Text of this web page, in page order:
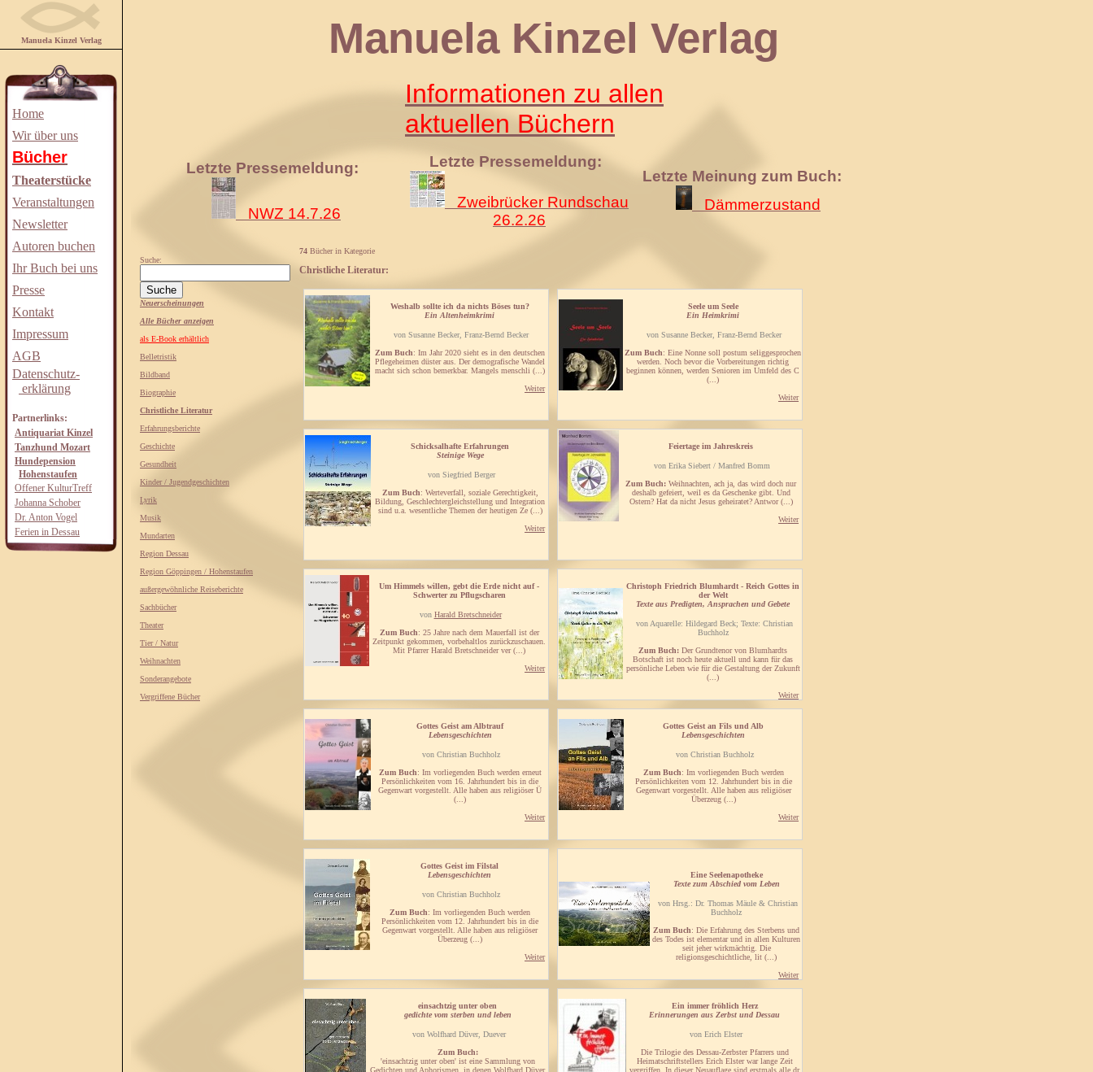
Manuela Kinzel Verlag
Home
Wir über uns
Bücher
Theaterstücke
Veranstaltungen
Newsletter
Autoren buchen
Ihr Buch bei uns
Presse
Kontakt
Impressum
AGB
Datenschutz-
erklärung
Partnerlinks:
Antiquariat Kinzel
Tanzhund Mozart
Hundepension
Hohenstaufen
Offener KulturTreff
Johanna Schober
Dr. Anton Vogel
Ferien in Dessau
Manuela Kinzel Verlag
Informationen zu allen
aktuellen Büchern
Letzte Pressemeldung:
NWZ 14.7.26
Letzte Pressemeldung:
Zweibrücker Rundschau
26.2.26
Letzte Meinung zum Buch:
Dämmerzustand
Suche:
Neuerscheinungen
Alle Bücher anzeigen
als E-Book erhältlich
Belletristik
Bildband
Biographie
Christliche Literatur
Erfahrungsberichte
Geschichte
Gesundheit
Kinder / Jugendgeschichten
Lyrik
Musik
Mundarten
Region Dessau
Region Göppingen / Hohenstaufen
außergewöhnliche Reiseberichte
Sachbücher
Theater
Tier / Natur
Weihnachten
Sonderangebote
Vergriffene Bücher
74 Bücher in Kategorie
Christliche Literatur:
Weshalb sollte ich da nichts Böses tun?
Ein Altenheimkrimi
von Susanne Becker, Franz-Bernd Becker
Zum Buch: Im Jahr 2020 sieht es in den deutschen
Pflegeheimen düster aus. Der demografische Wandel
macht sich schon bemerkbar. Mangels menschli (...)
Weiter
Seele um Seele
Ein Heimkrimi
von Susanne Becker, Franz-Bernd Becker
Zum Buch: Eine Nonne soll postum seliggesprochen
werden. Noch bevor die Vorbereitungen richtig
beginnen können, werden Senioren im Umfeld des C
(...)
Weiter
Schicksalhafte Erfahrungen
Steinige Wege
von Siegfried Berger
Zum Buch: Werteverfall, soziale Gerechtigkeit,
Bildung, Geschlechtergleichstellung und Integration
sind u.a. wesentliche Themen der heutigen Ze (...)
Weiter
Feiertage im Jahreskreis
von Erika Siebert / Manfred Bomm
Zum Buch: Weihnachten, ach ja, das wird doch nur
deshalb gefeiert, weil es da Geschenke gibt. Und
Ostern? Hat da nicht Jesus geheiratet? Antwor (...)
Weiter
Um Himmels willen, gebt die Erde nicht auf -
Schwerter zu Pflugscharen
von Harald Bretschneider
Zum Buch: 25 Jahre nach dem Mauerfall ist der
Zeitpunkt gekommen, vorbehaltlos zurückzuschauen.
Mit Pfarrer Harald Bretschneider ver (...)
Weiter
Christoph Friedrich Blumhardt - Reich Gottes in
der Welt
Texte aus Predigten, Ansprachen und Gebete
von Aquarelle: Hildegard Beck; Texte: Christian
Buchholz
Zum Buch: Der Grundtenor von Blumhardts
Botschaft ist noch heute aktuell und kann für das
persönliche Leben wie für die Gestaltung der Zukunft
(...)
Weiter
Gottes Geist am Albtrauf
Lebensgeschichten
von Christian Buchholz
Zum Buch: Im vorliegenden Buch werden erneut
Persönlichkeiten vom 16. Jahrhundert bis in die
Gegenwart vorgestellt. Alle haben aus religiöser Ü
(...)
Weiter
Gottes Geist an Fils und Alb
Lebensgeschichten
von Christian Buchholz
Zum Buch: Im vorliegenden Buch werden
Persönlichkeiten vom 12. Jahrhundert bis in die
Gegenwart vorgestellt. Alle haben aus religiöser
Überzeug (...)
Weiter
Gottes Geist im Filstal
Lebensgeschichten
von Christian Buchholz
Zum Buch: Im vorliegenden Buch werden
Persönlichkeiten vom 12. Jahrhundert bis in die
Gegenwart vorgestellt. Alle haben aus religiöser
Überzeug (...)
Weiter
Eine Seelenapotheke
Texte zum Abschied vom Leben
von Hrsg.: Dr. Thomas Mäule & Christian
Buchholz
Zum Buch: Die Erfahrung des Sterbens und
des Todes ist elementar und in allen Kulturen
seit jeher wirkmächtig. Die
religionsgeschichtliche, lit (...)
Weiter
einsachtzig unter oben
gedichte vom sterben und leben
von Wolfhard Düver, Duever
Zum Buch:
'einsachtzig unter oben' ist eine Sammlung von
Gedichten und Aphorismen, in denen Wolfhard Düver
Ein immer fröhlich Herz
Erinnerungen aus Zerbst und Dessau
von Erich Elster
Die Trilogie des Dessau-Zerbster Pfarrers und
Heimatschriftstellers Erich Elster war lange Zeit
vergriffen. In dieser Neuauflage sind erstmals alle dr